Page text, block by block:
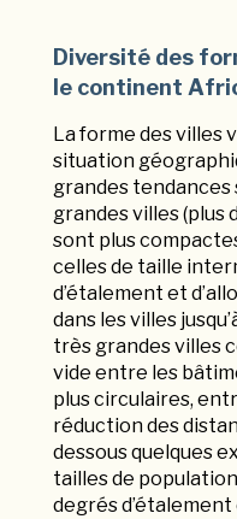
Diversité des
le continent
La forme des villes
situation
grandes tendances
grandes villes (plus
sont plus
celles de taille
d’étalement et
dans les villes
très grandes villes
vide entre les
plus circulaires,
réduction des
dessous quelques
tailles de
degrés